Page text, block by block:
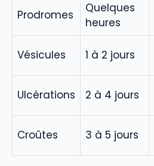
Prodromes
Quelques
heures
Vésicules 1 à 2 jours
Ulcérations 2 à 4 jours
Croûtes 3 à 5 jours